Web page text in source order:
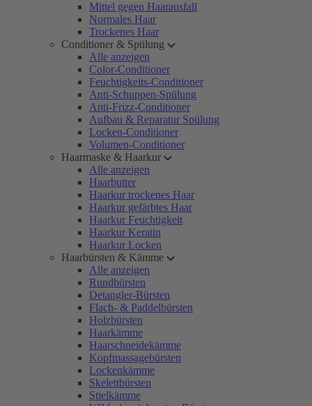
Mittel gegen Haarausfall
Normales Haar
Trockenes Haar
Conditioner & Spülung
Alle anzeigen
Color-Conditioner
Feuchtigkeits-Conditioner
Anti-Schuppen-Spülung
Anti-Frizz-Conditioner
Aufbau & Reparatur Spülung
Locken-Conditioner
Volumen-Conditioner
Haarmaske & Haarkur
Alle anzeigen
Haarbutter
Haarkur trockenes Haar
Haarkur gefärbtes Haar
Haarkur Feuchtigkeit
Haarkur Keratin
Haarkur Locken
Haarbürsten & Kämme
Alle anzeigen
Rundbürsten
Detangler-Bürsten
Flach- & Paddelbürsten
Holzbürsten
Haarkämme
Haarschneidekämme
Kopfmassagebürsten
Lockenkämme
Skelettbürsten
Stielkämme